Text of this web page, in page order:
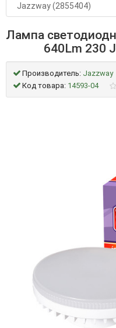
Jazzway (2855404)
Лампа
640Lm 230
Производитель: Jazzway
Код товара: 14593-04